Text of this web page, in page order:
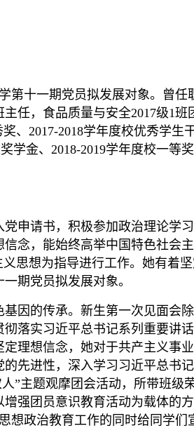
第十一期党员拟发展对象。曾任
任，食品质量与安全2017级1班
、2017-2018学年度校优秀学生
学金、2018-2019学年度校一等
申请书，积极参加政治理论学
念，能始终高举中国特色社会
思想为指导进行工作。她有着
期党员拟发展对象。
因的传承。新生第一次见面会
落实习近平总书记系列重要讲
理想信念，她对于共产主义事
先进性，深入学习习近平总书
”主题观摩团会活动，所带班级
强团员意识教育活动为载体的
想政治教育工作的同时给同学